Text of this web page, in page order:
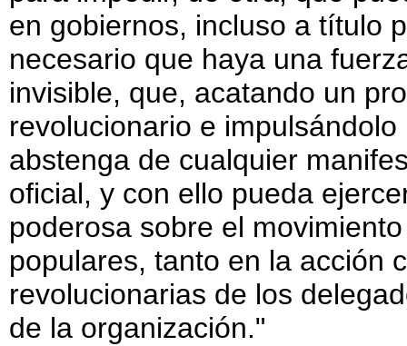
en gobiernos, incluso a título
necesario que haya una
invisible, que, acatando un
revolucionario e
abstenga de cualquier
oficial, y con ello pueda
poderosa sobre el
populares, tanto en la acción
revolucionarias de los
de la organización."